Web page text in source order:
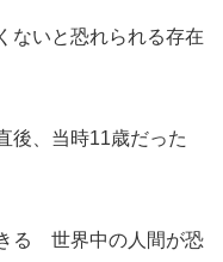
ないと恐れられる存在
後、当時11歳だった
る 世界中の人間が恐